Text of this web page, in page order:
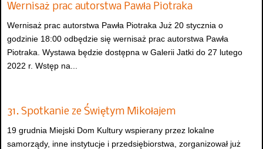
Wernisaż prac autorstwa Pawła Piotraka
Wernisaż prac autorstwa Pawła Piotraka Już 20 stycznia o
godzinie 18:00 odbędzie się wernisaż prac autorstwa Pawła
Piotraka. Wystawa będzie dostępna w Galerii Jatki do 27 lutego
2022 r. Wstęp na...
31. Spotkanie ze Świętym Mikołajem
19 grudnia Miejski Dom Kultury wspierany przez lokalne
samorządy, inne instytucje i przedsiębiorstwa, zorganizował już